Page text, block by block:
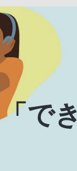
「で